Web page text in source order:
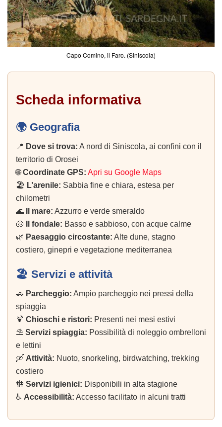
Capo Comino, il Faro. (Siniscola)
Scheda informativa
🌍 Geografia
📍 Dove si trova: A nord di Siniscola, ai confini con il
territorio di Orosei
🌐Coordinate GPS: Apri su Google Maps
🏖️ L’arenile: Sabbia fine e chiara, estesa per
chilometri
🌊
Il mare: Azzurro e verde smeraldo
🐚
Il fondale: Basso e sabbioso, con acque calme
🌿 Paesaggio circostante: Alte dune, stagno
costiero, ginepri e vegetazione mediterranea
🏖️ Servizi e attività
🚗 Parcheggio: Ampio parcheggio nei pressi della
spiaggia
🍹 Chioschi e ristori: Presenti nei mesi estivi
⛱️ Servizi spiaggia: Possibilità di noleggio ombrelloni
e lettini
🛶 Attività: Nuoto, snorkeling, birdwatching, trekking
costiero
🚻 Servizi igienici: Disponibili in alta stagione
♿ Accessibilità: Accesso facilitato in alcuni tratti